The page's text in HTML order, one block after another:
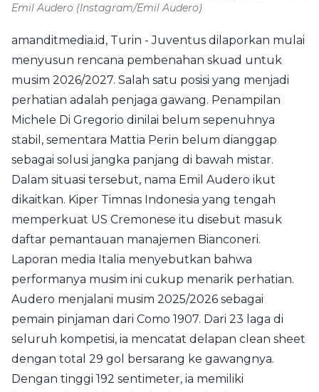
Emil Audero (Instagram/Emil Audero)
amanditmedia.id, Turin - Juventus dilaporkan mulai
menyusun rencana pembenahan skuad untuk
musim 2026/2027. Salah satu posisi yang menjadi
perhatian adalah penjaga gawang. Penampilan
Michele Di Gregorio dinilai belum sepenuhnya
stabil, sementara Mattia Perin belum dianggap
sebagai solusi jangka panjang di bawah mistar.
Dalam situasi tersebut, nama Emil Audero ikut
dikaitkan. Kiper Timnas Indonesia yang tengah
memperkuat US Cremonese itu disebut masuk
daftar pemantauan manajemen Bianconeri.
Laporan media Italia menyebutkan bahwa
performanya musim ini cukup menarik perhatian.
Audero menjalani musim 2025/2026 sebagai
pemain pinjaman dari Como 1907. Dari 23 laga di
seluruh kompetisi, ia mencatat delapan clean sheet
dengan total 29 gol bersarang ke gawangnya.
Dengan tinggi 192 sentimeter, ia memiliki